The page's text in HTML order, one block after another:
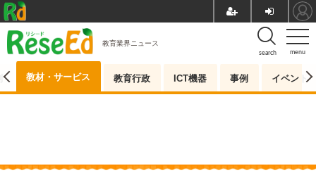
menu
search
教育業界ニュース
教材・サービス 教育行政 ICT機器 事例 イベント